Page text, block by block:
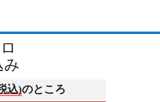
み
込)のところ